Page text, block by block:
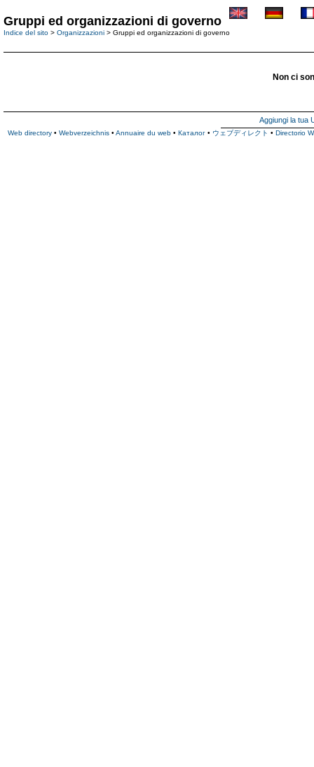
Gruppi ed organizzazioni di governo
Indice del sito > Organizzazioni > Gruppi ed organizzazioni di governo
Non ci
Aggiungi la tua
Web directory • Webverzeichnis • Annuaire du web • Каталог • ウェブディレクト • Directorio